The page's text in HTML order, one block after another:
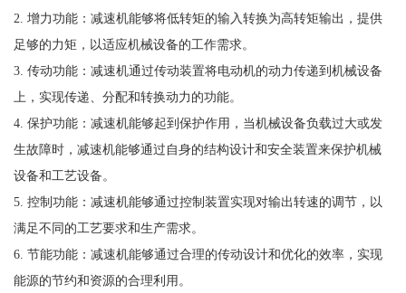
2. 增力功能：减速机能够将低转矩的输入转换为高转矩输出，提供
足够的力矩，以适应机械设备的工作需求。
3. 传动功能：减速机通过传动装置将电动机的动力传递到机械设备
上，实现传递、分配和转换动力的功能。
4. 保护功能：减速机能够起到保护作用，当机械设备负载过大或发
生故障时，减速机能够通过自身的结构设计和安全装置来保护机械
设备和工艺设备。
5. 控制功能：减速机能够通过控制装置实现对输出转速的调节，以
满足不同的工艺要求和生产需求。
6. 节能功能：减速机能够通过合理的传动设计和优化的效率，实现
能源的节约和资源的合理利用。